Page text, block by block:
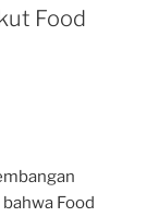
Food
Food